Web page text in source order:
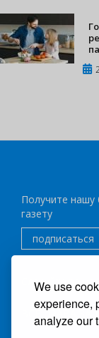
We use
experience,
analyze our
Получите
газету
подписаться
Следуйте за
ВСЕ ПРАВА